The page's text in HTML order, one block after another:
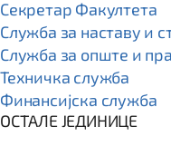
Секретар Факултета
Служба за наставу и
Служба за опште и
Техничка служба
Финансијска служба
ОСТАЛЕ ЈЕДИНИЦЕ